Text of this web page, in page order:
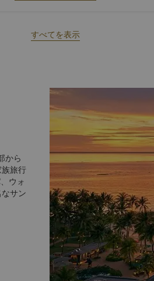
すべてを表示
から
旅行
ウォ
サン